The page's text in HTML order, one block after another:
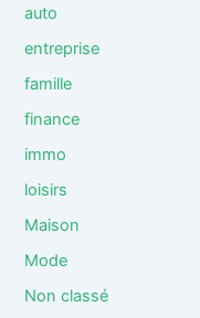
auto
entreprise
famille
finance
immo
loisirs
Maison
Mode
Non classé